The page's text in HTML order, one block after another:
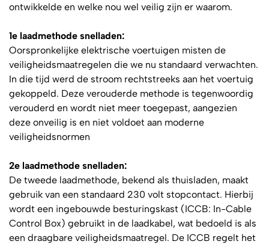
ontwikkelde en welke nou wel veilig zijn er waarom.
1e laadmethode snelladen:
Oorspronkelijke elektrische voertuigen misten de
veiligheidsmaatregelen die we nu standaard verwachten.
In die tijd werd de stroom rechtstreeks aan het voertuig
gekoppeld. Deze verouderde methode is tegenwoordig
verouderd en wordt niet meer toegepast, aangezien
deze onveilig is en niet voldoet aan moderne
veiligheidsnormen
2e laadmethode snelladen:
De tweede laadmethode, bekend als thuisladen, maakt
gebruik van een standaard 230 volt stopcontact. Hierbij
wordt een ingebouwde besturingskast (ICCB: In-Cable
Control Box) gebruikt in de laadkabel, wat bedoeld is als
een draagbare veiligheidsmaatregel. De ICCB regelt het